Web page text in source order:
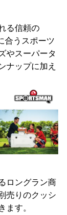
る信頼の
合うスポーツ
やスーパータ
ナップに加え
ロングラン商
売りのクッシ
ます。